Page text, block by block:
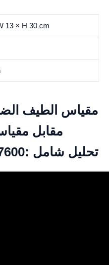
13 × H 30 cm
الضوئي المكتبي CI7600: تحليل شامل